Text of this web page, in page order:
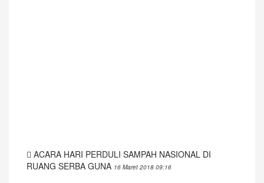
ACARA HARI PERDULI SAMPAH NASIONAL DI
RUANG SERBA GUNA 16 Maret 2018 09:16